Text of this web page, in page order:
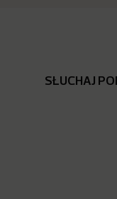
SŁUCHAJ